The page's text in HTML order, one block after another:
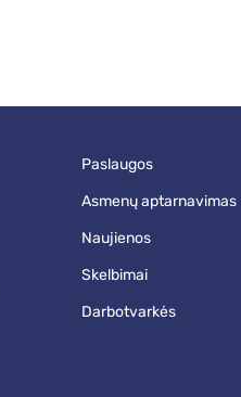
paslaugos
asmenų aptarnavimas
naujienos
skelbimai
darbotvarkės